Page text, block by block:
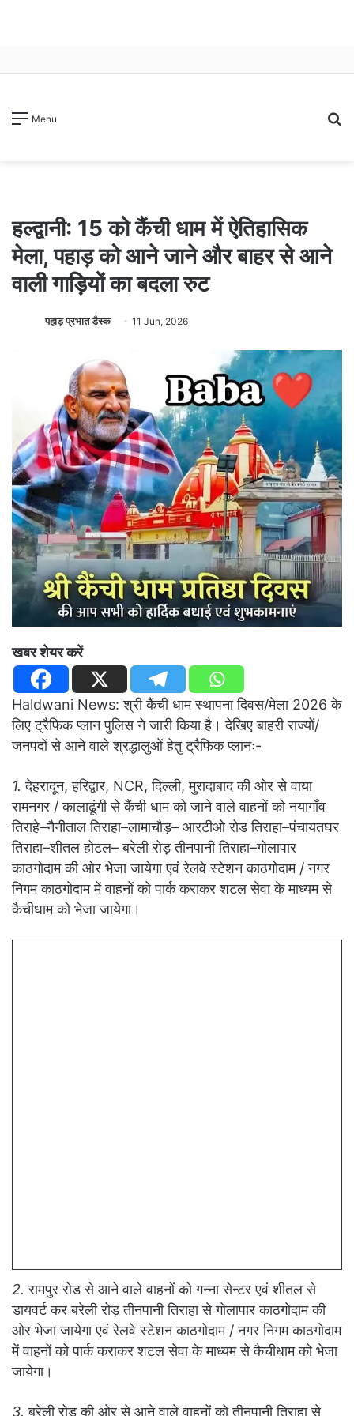
Menu
हल्द्वानी: 15 को कैंची धाम में ऐतिहासिक
मेला, पहाड़ को आने जाने और बाहर से आने
वाली गाड़ियों का बदला रुट
पहाड़ प्रभात डैस्क 11 Jun, 2026
खबर शेयर करें
Haldwani News: श्री कैंची धाम स्थापना दिवस/मेला 2026 के
लिए ट्रैफिक प्लान पुलिस ने जारी किया है। देखिए बाहरी राज्यों/
जनपदों से आने वाले श्रद्धालुओं हेतु ट्रैफिक प्लानः-
1. देहरादून, हरिद्वार, NCR, दिल्ली, मुरादाबाद की ओर से वाया
रामनगर / कालाढूंगी से कैंची धाम को जाने वाले वाहनों को नयागाँव
तिराहे–नैनीताल तिराहा–लामाचौड़– आरटीओ रोड तिराहा–पंचायतघर
तिराहा–शीतल होटल– बरेली रोड़ तीनपानी तिराहा–गोलापार
काठगोदाम की ओर भेजा जायेगा एवं रेलवे स्टेशन काठगोदाम / नगर
निगम काठगोदाम में वाहनों को पार्क कराकर शटल सेवा के माध्यम से
कैचीधाम को भेजा जायेगा।
2. रामपुर रोड से आने वाले वाहनों को गन्ना सेन्टर एवं शीतल से
डायवर्ट कर बरेली रोड़ तीनपानी तिराहा से गोलापार काठगोदाम की
ओर भेजा जायेगा एवं रेलवे स्टेशन काठगोदाम / नगर निगम काठगोदाम
में वाहनों को पार्क कराकर शटल सेवा के माध्यम से कैचीधाम को भेजा
जायेगा।
3. बरेली रोड़ की ओर से आने वाले वाहनों को तीनपानी तिराहा से